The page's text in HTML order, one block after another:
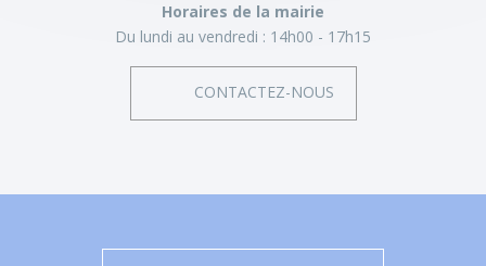
Horaires de la mairie
Du lundi au vendredi : 14h00 - 17h15
CONTACTEZ-NOUS